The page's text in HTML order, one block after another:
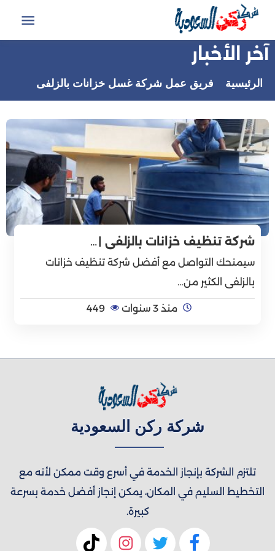
التجاوز
المحتوى
آخر الأخبار
الرئيسية فريق عمل شركة غسل خزانات بالزلفى
شركة تنظيف خزانات بالزلفى |…
سيمنحك التواصل مع أفضل شركة تنظيف خزانات
بالزلفى الكثير من…
منذ 3 سنوات 449
شركة ركن السعودية
تلتزم الشركة بإنجاز الخدمة في أسرع وقت ممكن لأنه مع
التخطيط السليم في المكان، يمكن إنجاز أفضل خدمة بسرعة
كبيرة.